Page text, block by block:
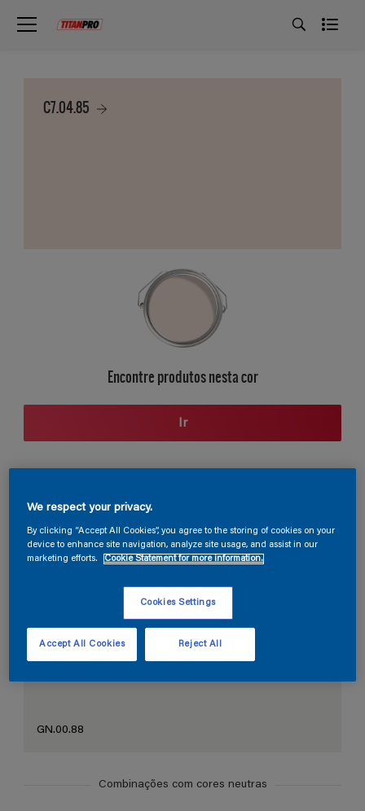
C7.04.85
Encontre produtos nesta cor
Ir
Seção de cores
GN.00.88
Combinações com cores neutras
We respect your privacy.
By clicking “Accept All Cookies”, you agree to the storing of cookies on your
device to enhance site navigation, analyze site usage, and assist in our
marketing efforts.
Cookie Statement for more information.
Cookies Settings
Reject All
Accept All Cookies